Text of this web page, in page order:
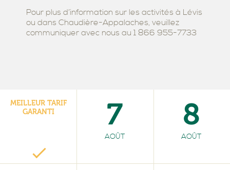
Pour plus d’information sur les activités à Lévis
ou dans Chaudière-Appalaches, veuillez
communiquer avec nous au 1 866 955-7733
MEILLEUR TARIF
GARANTI
7
AOÛT
8
AOÛT